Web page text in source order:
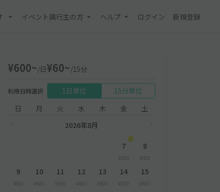
イベント興行主の方 ヘルプ ログイン 新規登録
¥600~/日¥60~/15分
利用日時選択 1日単位
15分単位
日
月 火 水 木 金
土
2026年8月
7
¥600
8
¥600
9
¥600
10
¥600
11
¥600
12
¥600
13
¥600
14
¥600
15
¥600